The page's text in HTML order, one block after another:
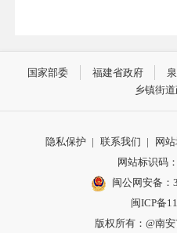
国家部委 福建省政府
乡镇街
隐私保护 | 联系我们 | 网
网站标识码
闽公网安备：
闽ICP备
版权所有：@南